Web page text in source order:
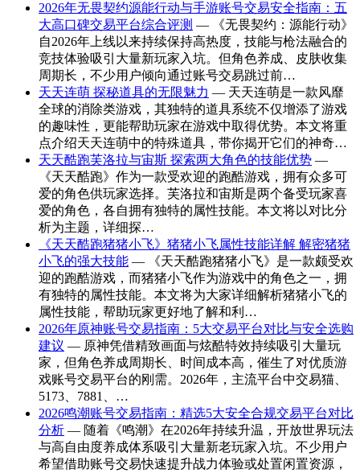
2026年无畏契约源能行动与手游账号交易安全指南：五
大高口碑交易平台综合评测 — 《无畏契约：源能行动》
自2026年上线以来持续保持高热度，技能与枪法融合的
竞技体验吸引大量新玩家入坑。但角色养成、皮肤收集
周期长，不少用户倾向通过账号交易跳过前…
天天连萌 探秘道具的无限魅力 — 天天连萌是一款风靡
全球的消除类游戏，其独特的道具系统不仅增添了游戏
的趣味性，更能帮助玩家在游戏中取得优势。本文将重
点介绍天天连萌中的特殊道具，带你揭开它们的神奇…
天天酷跑芙洛拉与宙斯 探索两大角色的技能优势 —
《天天酷跑》作为一款受欢迎的跑酷游戏，拥有众多可
爱的角色供玩家选择。芙洛拉和宙斯是两个备受玩家喜
爱的角色，各自拥有独特的属性技能。本文将以对比分
析为主题，详细探…
《天天酷跑猪猪小飞》猪猪小飞属性技能详解 解密猪猪
小飞的强大技能 — 《天天酷跑猪猪小飞》是一款颇受欢
迎的跑酷游戏，而猪猪小飞作为游戏中的角色之一，拥
有独特的属性技能。本文将为大家详细解析猪猪小飞的
属性技能，帮助玩家更好地了解和利…
2026年原神账号交易指南：5大交易平台对比与安全选购
建议 — 原神凭借精致画面与炫酷特效持续吸引大量玩
家，但角色养成周期长、时间成本高，催生了对优质游
戏账号交易平台的刚需。2026年，主流平台中交易猫、
5173、7881、…
2026鸣潮账号交易指南：精选5大安全合规交易平台对比
分析 — 随着《鸣潮》在2026年持续升温，开放世界玩法
与高自由度养成体系吸引大量新老玩家入坑。不少用户
希望借助账号交易快速提升战力体验或处置闲置资源，